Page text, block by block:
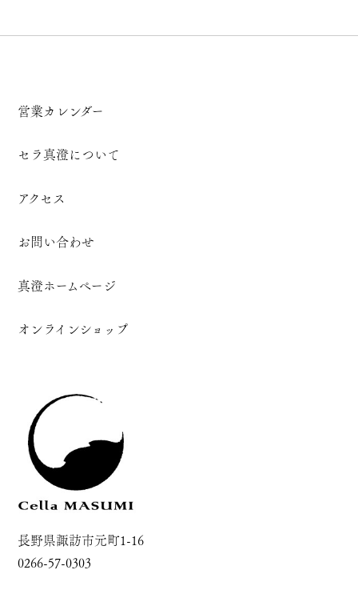
営業カレンダー
セラ真澄について
アクセス
お問い合わせ
真澄ホームページ
オンラインショップ
長野県諏訪市元町1-16
0266-57-0303